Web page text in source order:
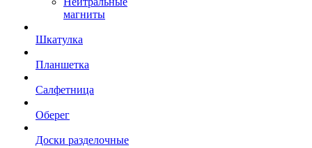
магниты
Шкатулка
Планшетка
Салфетница
Оберег
Доски разделочные